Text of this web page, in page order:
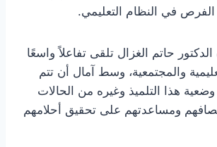
الفرص في النظام التعليمي.
حاتم الغزال تلقى تفاعلاً واسعًا
والمجتمعية، وسط آمال أن تتم
هذا التلميذ وغيره من الحالات
ومساعدتهم على تحقيق أحلامهم